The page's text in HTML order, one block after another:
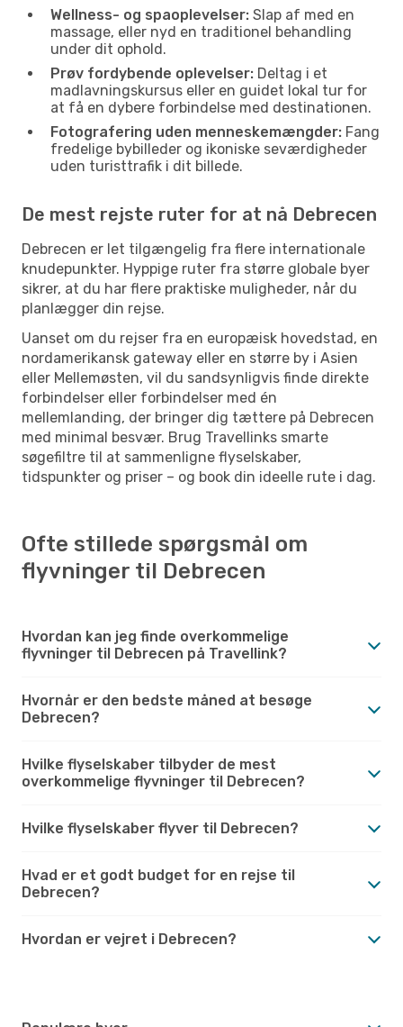
Wellness- og spaoplevelser: Slap af med en
massage, eller nyd en traditionel behandling
under dit ophold.
Prøv fordybende oplevelser: Deltag i et
madlavningskursus eller en guidet lokal tur for
at få en dybere forbindelse med destinationen.
Fotografering uden menneskemængder: Fang
fredelige bybilleder og ikoniske seværdigheder
uden turisttrafik i dit billede.
De mest rejste ruter for at nå Debrecen
Debrecen er let tilgængelig fra flere internationale
knudepunkter. Hyppige ruter fra større globale byer
sikrer, at du har flere praktiske muligheder, når du
planlægger din rejse.
Uanset om du rejser fra en europæisk hovedstad, en
nordamerikansk gateway eller en større by i Asien
eller Mellemøsten, vil du sandsynligvis finde direkte
forbindelser eller forbindelser med én
mellemlanding, der bringer dig tættere på Debrecen
med minimal besvær. Brug Travellinks smarte
søgefiltre til at sammenligne flyselskaber,
tidspunkter og priser – og book din ideelle rute i dag.
Ofte stillede spørgsmål om
flyvninger til Debrecen
Hvordan kan jeg finde overkommelige
flyvninger til Debrecen på Travellink?
Hvornår er den bedste måned at besøge
Debrecen?
Hvilke flyselskaber tilbyder de mest
overkommelige flyvninger til Debrecen?
Hvilke flyselskaber flyver til Debrecen?
Hvad er et godt budget for en rejse til
Debrecen?
Hvordan er vejret i Debrecen?